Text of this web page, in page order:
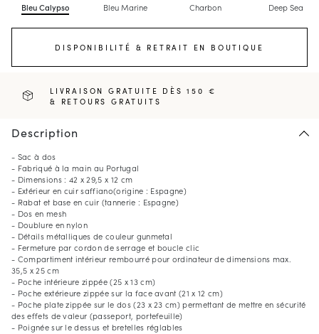
Bleu Calypso Bleu Marine Charbon Deep Sea
DISPONIBILITÉ & RETRAIT EN BOUTIQUE
LIVRAISON GRATUITE DÈS 150 €
& RETOURS GRATUITS
Description
- Sac à dos
- Fabriqué à la main au Portugal
- Dimensions : 42 x 29,5 x 12 cm
- Extérieur en cuir saffiano(origine : Espagne)
- Rabat et base en cuir (tannerie : Espagne)
- Dos en mesh
- Doublure en nylon
- Détails métalliques de couleur gunmetal
- Fermeture par cordon de serrage et boucle clic
- Compartiment intérieur rembourré pour ordinateur de dimensions max.
35,5 x 25 cm
- Poche intérieure zippée (25 x 13 cm)
- Poche extérieure zippée sur la face avant (21 x 12 cm)
- Poche plate zippée sur le dos (23 x 23 cm) permettant de mettre en sécurité
des effets de valeur (passeport, portefeuille)
- Poignée sur le dessus et bretelles réglables